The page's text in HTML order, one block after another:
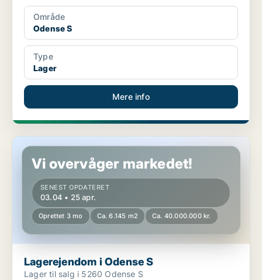
Område
Odense S
Type
Lager
Mere info
Lagerejendom i Odense S
Vi overvåger markedet!
SENEST OPDATERET
03.04 • 25 apr.
Oprettet 3 mo Ca. 6.145 m2 Ca. 40.000.000 kr.
Lagerejendom i Odense S
Lager til salg i 5260 Odense S